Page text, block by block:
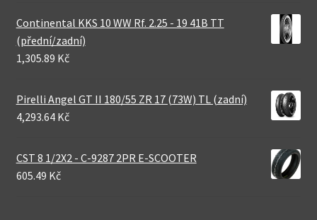
Continental KKS 10 WW Rf. 2.25 - 19 41B TT
(přední/zadní)
1,305.89 Kč
Pirelli Angel GT II 180/55 ZR 17 (73W) TL (zadní)
4,293.64 Kč
CST 8 1/2X2 - C-9287 2PR E-SCOOTER
605.49 Kč